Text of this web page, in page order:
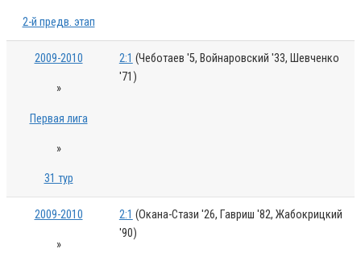
2-й предв. этап
2009-2010
»
Первая лига
»
31 тур
2:1 (Чеботаев '5, Войнаровский '33, Шевченко
'71)
2009-2010
»
2:1 (Окана-Стази '26, Гавриш '82, Жабокрицкий
'90)